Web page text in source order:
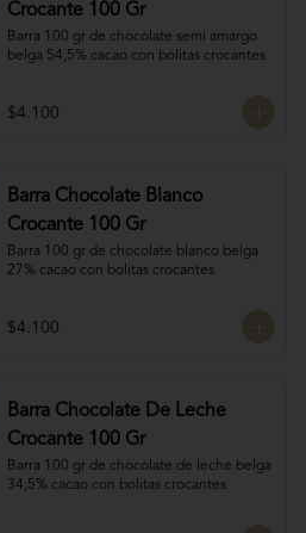
Crocante 100 Gr
Barra 100 gr de chocolate semi amargo
belga 54,5% cacao con bolitas crocantes
$4.100
Barra Chocolate Blanco
Crocante 100 Gr
Barra 100 gr de chocolate blanco belga
27% cacao con bolitas crocantes
$4.100
Barra Chocolate De Leche
Crocante 100 Gr
Barra 100 gr de chocolate de leche belga
34,5% cacao con bolitas crocantes